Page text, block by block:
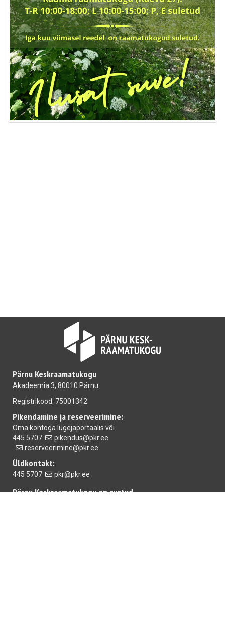
Pärnu Keskraamatukogu
Akadeemia 3, 80010 Pärnu
Registrikood: 75001342
Pikendamine ja reserveerimine:
Oma kontoga lugejaportaalis või
445 5707
pikendus@pkr.ee
reserveerimine@pkr.ee
Üldkontakt:
445 5707 pkr@pkr.ee
Pärnu Keskraamatukogu on avatud